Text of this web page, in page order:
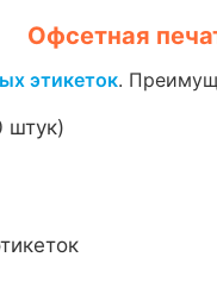
Офсетная
этикеток.
штук)